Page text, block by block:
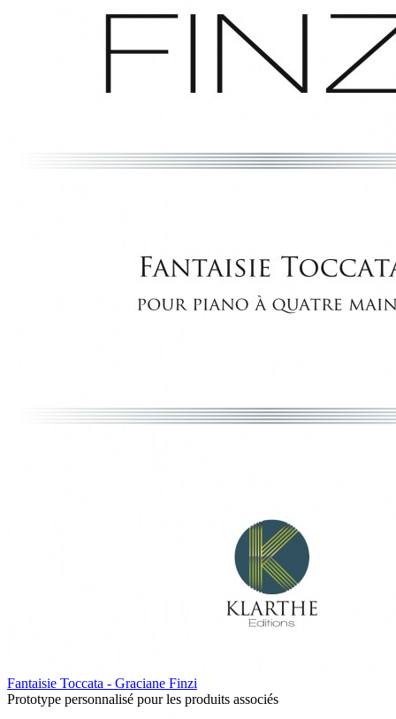
Fantaisie Toccata - Graciane Finzi
Prototype personnalisé pour les produits associés